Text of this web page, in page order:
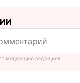
модерацию редакцией